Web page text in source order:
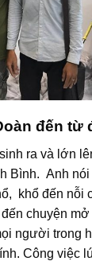
đến từ
ra và lớn
Bình. Anh
khổ đến nỗi
chuyện mở
người trong
Công việc